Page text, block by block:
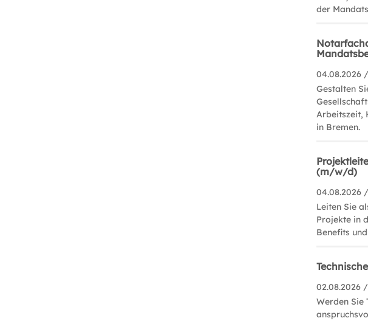
der
04.08.2026
Gestalten
Arbeitszeit,
in Bremen.
(m/w/d)
04.08.2026
Leiten Sie
Projekte in
Benefits
02.08.2026 /
Werden Sie